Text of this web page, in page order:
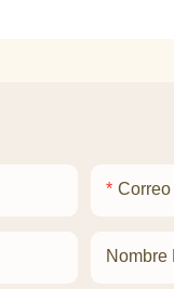
Nombre